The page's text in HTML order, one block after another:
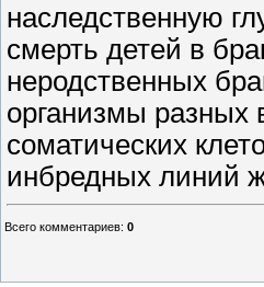
наследственную
смерть детей в
неродственных
организмы разных
соматических
инбредных линий
Всего комментариев: 0